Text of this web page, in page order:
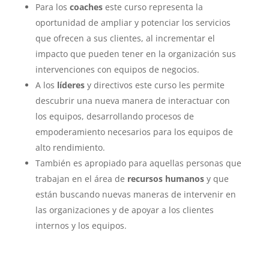
Para los coacheseste curso representa la
oportunidad de ampliar y potenciar los servicios
que ofrecen a sus clientes, al incrementar el
impacto que pueden tener en la organización sus
intervenciones con equipos de negocios.
A los líderesy directivos este curso les permite
descubrir una nueva manera de interactuar con
los equipos, desarrollando procesos de
empoderamiento necesarios para los equipos de
alto rendimiento.
También es apropiado para aquellas personas que
trabajan en el área de recursos humanos y que
están buscando nuevas maneras de intervenir en
las organizaciones y de apoyar a los clientes
internos y los equipos.